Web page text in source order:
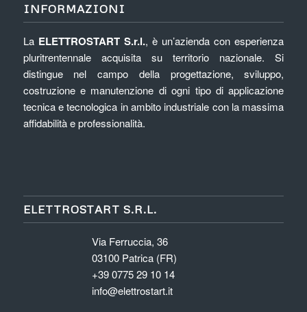
INFORMAZIONI
La ELETTROSTART S.r.l., è un’azienda con esperienza
pluritrentennale acquisita su territorio nazionale. Si
distingue nel campo della progettazione, sviluppo,
costruzione e manutenzione di ogni tipo di applicazione
tecnica e tecnologica in ambito industriale con la massima
affidabilità e professionalità.
ELETTROSTART S.R.L.
Via Ferruccia, 36
03100 Patrica (FR)
+39 0775 29 10 14
info@elettrostart.it